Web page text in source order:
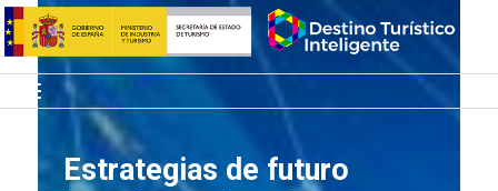
Saltar
al
contenido
Inicio
Menú
Estrategias de futuro